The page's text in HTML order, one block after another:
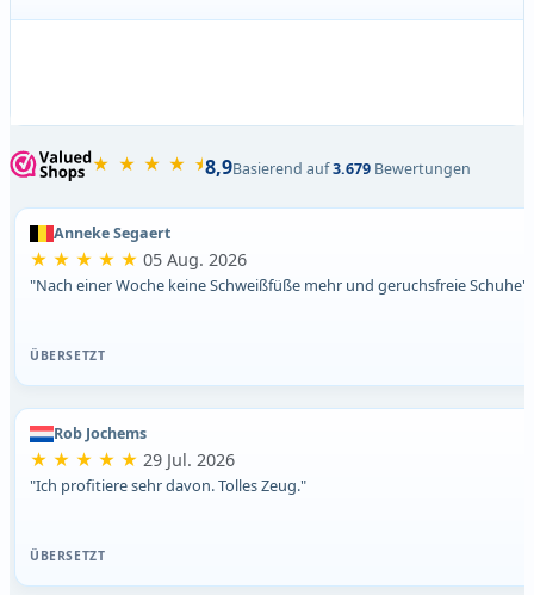
★ ★ ★ ★ ⯨8,9Basierend auf3.679Bewertungen
Anneke Segaert
★ ★ ★ ★ ★ 05 Aug. 2026
"Nach einer Woche keine Schweißfüße mehr und geruchsfreie Schuhe"
ÜBERSETZT
Rob Jochems
★ ★ ★ ★ ★ 29 Jul. 2026
"Ich profitiere sehr davon. Tolles Zeug."
ÜBERSETZT